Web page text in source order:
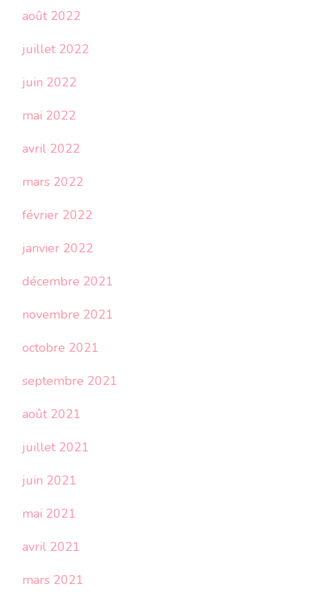
août 2022
juillet 2022
juin 2022
mai 2022
avril 2022
mars 2022
février 2022
janvier 2022
décembre 2021
novembre 2021
octobre 2021
septembre 2021
août 2021
juillet 2021
juin 2021
mai 2021
avril 2021
mars 2021